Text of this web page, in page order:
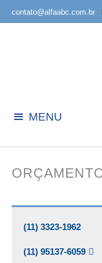
contato@alfaabc.com.br
MENU
(11) 3323-1962
(11) 95137-6059 